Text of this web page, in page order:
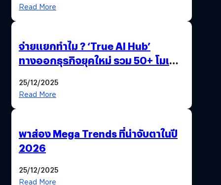
Read More
จ่ายแยกทำไม ? ‘True AI Hub’
ทางออกธุรกิจยุคใหม่ รวม 50+ โมเดล
25/12/2025
Read More
พาส่อง Mega Trends ที่น่าจับตาในปี
2026
25/12/2025
Read More